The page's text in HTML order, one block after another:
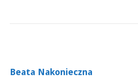
Beata Nakonieczna